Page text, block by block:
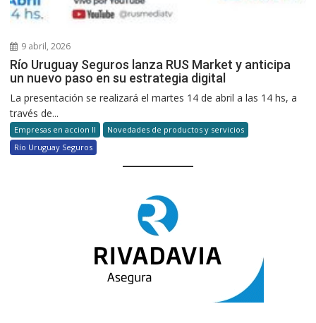
9 abril, 2026
Río Uruguay Seguros lanza RUS Market y anticipa
un nuevo paso en su estrategia digital
La presentación se realizará el martes 14 de abril a las 14 hs, a
través de...
Empresas en accion II
Novedades de productos y servicios
Río Uruguay Seguros